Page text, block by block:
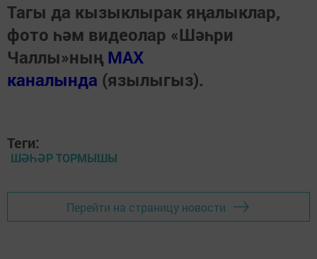
Тагы да кызыклырак яңалыклар,
фото һәм видеолар «Шәһри
Чаллы»ның MAX
каналында (язылыгыз).
Теги:
ШӘҺӘР ТОРМЫШЫ
Перейти на страницу новости